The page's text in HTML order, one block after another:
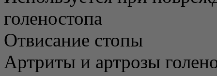
голеностопа
Отвисание стопы
Артриты и артрозы